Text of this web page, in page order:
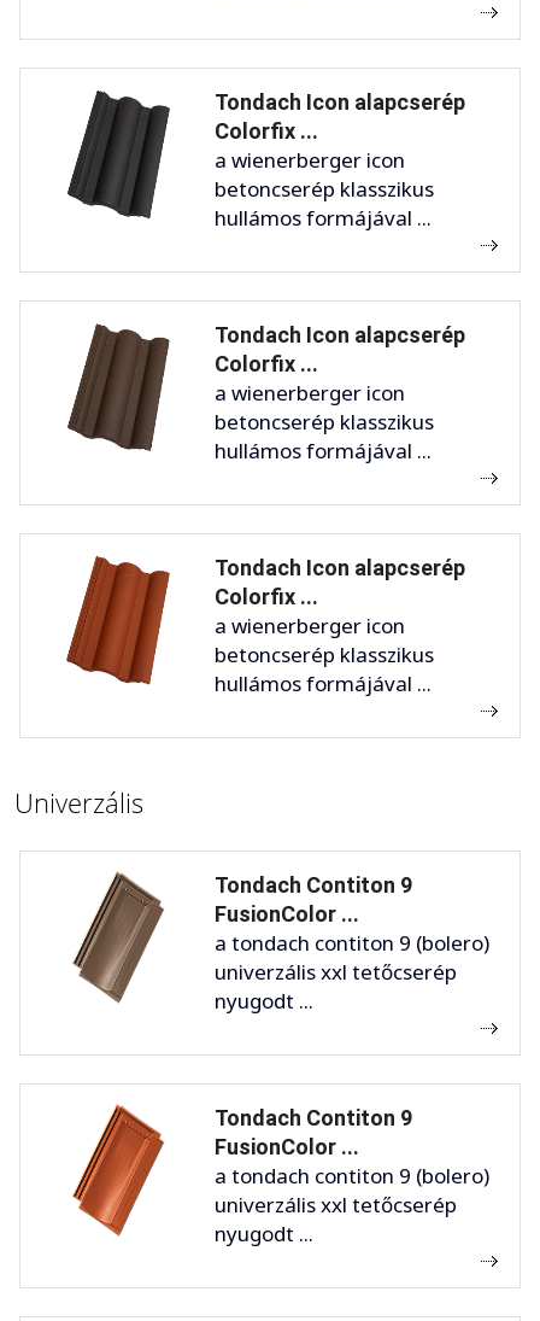
Tondach Icon alapcserép
Colorfix ...
a wienerberger icon
betoncserép klasszikus
hullámos formájával ...
Tondach Icon alapcserép
Colorfix ...
a wienerberger icon
betoncserép klasszikus
hullámos formájával ...
Tondach Icon alapcserép
Colorfix ...
a wienerberger icon
betoncserép klasszikus
hullámos formájával ...
Univerzális
Tondach Contiton 9
FusionColor ...
a tondach contiton 9 (bolero)
univerzális xxl tetőcserép
nyugodt ...
Tondach Contiton 9
FusionColor ...
a tondach contiton 9 (bolero)
univerzális xxl tetőcserép
nyugodt ...